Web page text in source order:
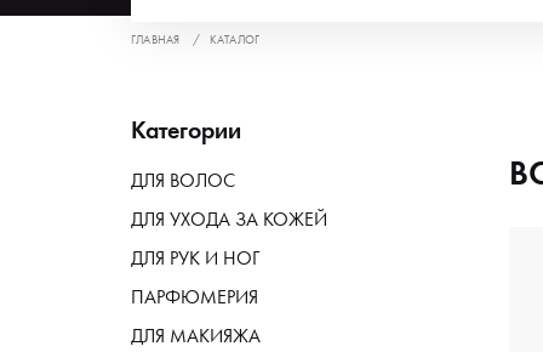
ГЛАВНАЯ КАТАЛОГ
Категории
ДЛЯ ВОЛОС
ДЛЯ УХОДА ЗА КОЖЕЙ
ДЛЯ РУК И НОГ
ПАРФЮМЕРИЯ
ДЛЯ МАКИЯЖА